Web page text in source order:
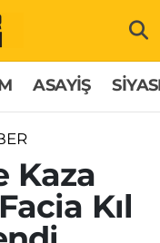
ASAYİŞ
Kaza
Kıl
Haritası
Fikstür